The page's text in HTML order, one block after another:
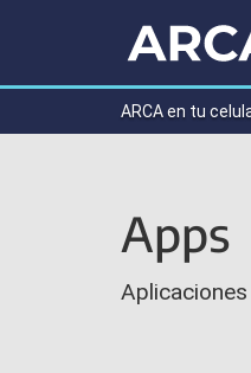
ARCA en tu
Apps